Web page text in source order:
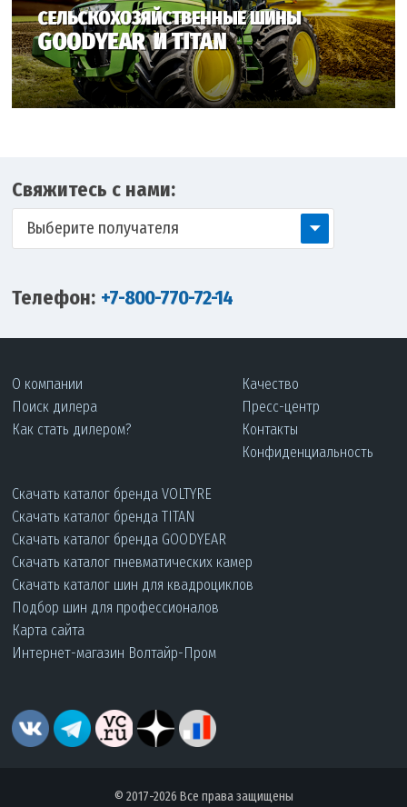
Свяжитесь с нами:
Выберите получателя
Телефон: +7-800-770-72-14
О компании
Поиск дилера
Как стать дилером?
Качество
Пресс-центр
Контакты
Конфиденциальность
Скачать каталог бренда VOLTYRE
Скачать каталог бренда TITAN
Скачать каталог бренда GOODYEAR
Скачать каталог пневматических камер
Скачать каталог шин для квадроциклов
Подбор шин для профессионалов
Карта сайта
Интернет-магазин Волтайр-Пром
© 2017-2026 Все права защищены